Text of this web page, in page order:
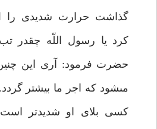
گذاشت حرارت شديدى
كرد يا رسول اللّه چقدر
حضرت فرمود: آرى اين
مى‏شود كه اجر ما بيشتر
كسى بلاى او شديدتر است؟